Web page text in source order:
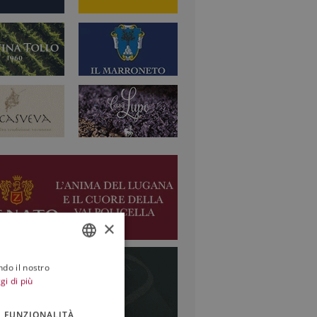
×
il nostro
di più
FUNZIONALITÀ